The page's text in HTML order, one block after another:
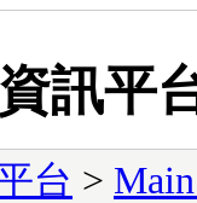
訊平
台 >